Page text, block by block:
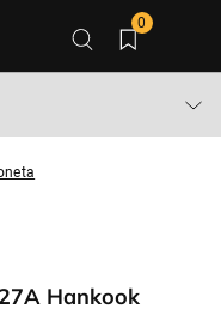
0
Hankook